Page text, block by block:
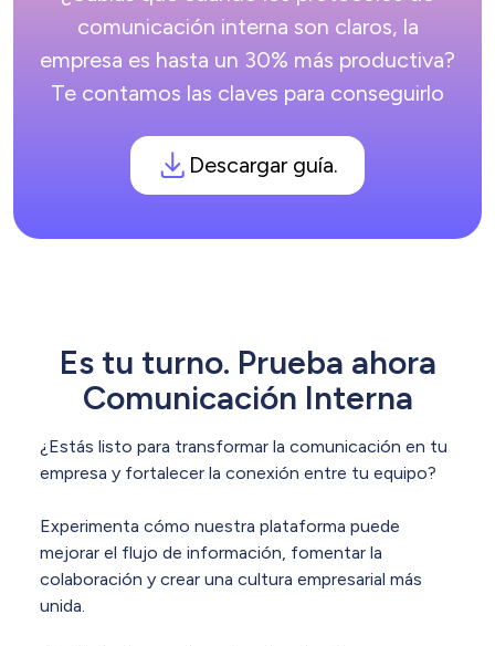
comunicación interna son claros, la
empresa es hasta un 30% más productiva?
Te contamos las claves para conseguirlo
Descargar guía.
Es tu turno. Prueba ahora
Comunicación Interna
¿Estás listo para transformar la comunicación en tu
empresa y fortalecer la conexión entre tu equipo?
Experimenta cómo nuestra plataforma puede
mejorar el flujo de información, fomentar la
colaboración y crear una cultura empresarial más
unida.